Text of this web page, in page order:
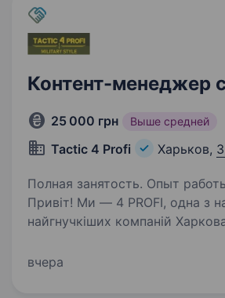
Контент-менеджер
25 000 грн Выше средней
Tactic 4 Profi Харьков,
Полная занятость. Опыт
Привіт! Ми — 4 PROFI, одна з
найгнучкіших компаній
працюємо — ми допомагаємо
вчера